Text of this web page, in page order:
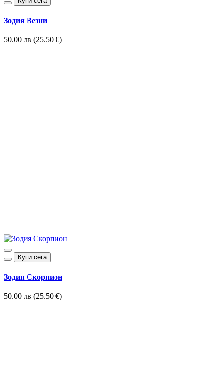
Зодия Везни
50.00 лв (25.50 €)
Купи сега
Зодия Скорпион
50.00 лв (25.50 €)